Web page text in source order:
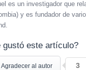
es un investigador que
y es fundador de
gustó este artículo?
Agradecer al autor 3